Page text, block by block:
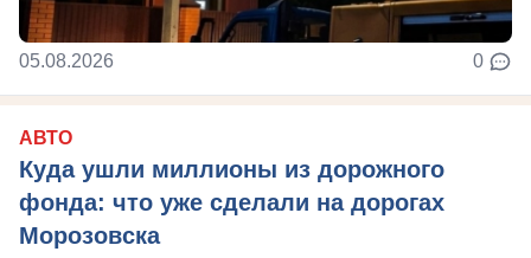
05.08.2026 0
АВТО
Куда ушли миллионы из дорожного
фонда: что уже сделали на дорогах
Морозовска